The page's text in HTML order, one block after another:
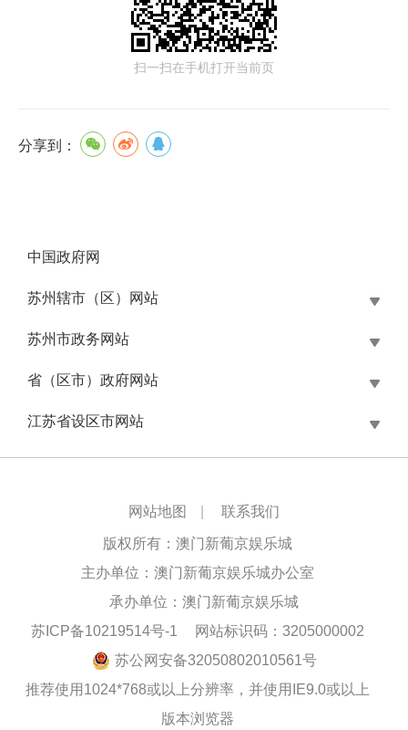
扫一扫在手机打开当前页
分享到：
中国政府网
苏州辖市（区）网站
苏州市政务网站
省（区市）政府网站
江苏省设区市网站
网站地图 联系我们
版权所有：澳门新葡京娱乐城
主办单位：澳门新葡京娱乐城办公室
承办单位：澳门新葡京娱乐城
苏ICP备10219514号-1
网站标识码：3205000002
苏公网安备32050802010561号
推荐使用1024*768或以上分辨率，并使用IE9.0或以上
版本浏览器